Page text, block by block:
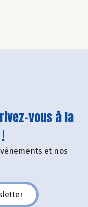
vous à la
et nos